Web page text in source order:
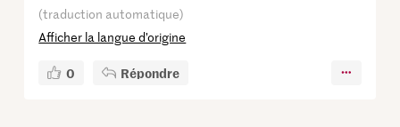
(traduction automatique)
Afficher la langue d’origine
0 Répondre